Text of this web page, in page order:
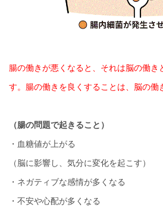
腸の働きが悪くなると、それは脳の働き
す。 腸の働きを良くすることは、脳の働
（腸の問題で起きること）
・血糖値が上がる
（脳に影響し、気分に変化を起こす）
・ネガティブな感情が多くなる
・不安や心配が多くなる